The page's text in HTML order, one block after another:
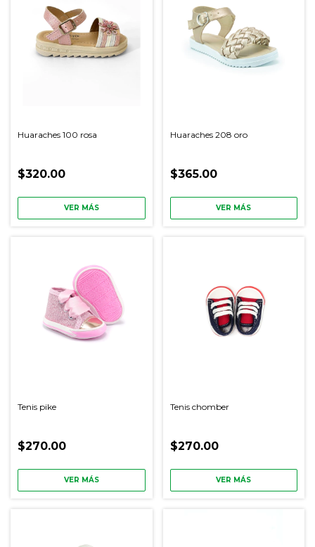
Huaraches 100 rosa
$320.00
VER MÁS
Huaraches 208 oro
$365.00
VER MÁS
Tenis pike
$270.00
VER MÁS
Tenis chomber
$270.00
VER MÁS